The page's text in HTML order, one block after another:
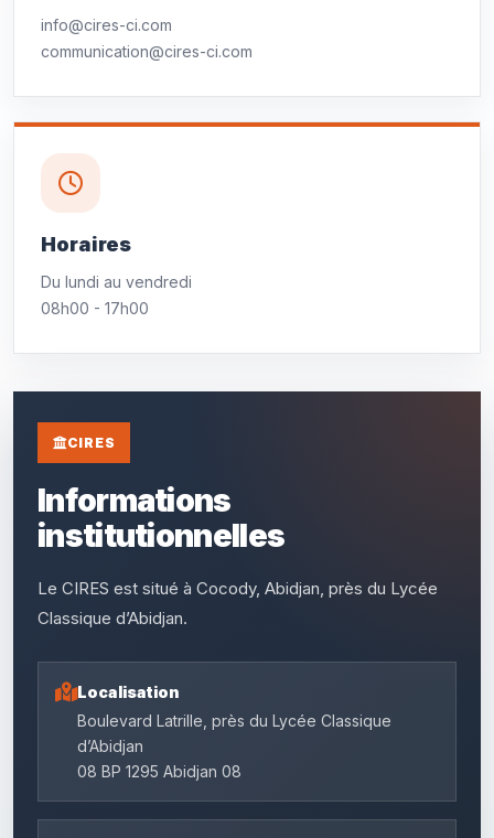
info@cires-ci.com
communication@cires-ci.com
Horaires
Du lundi au vendredi
08h00 - 17h00
CIRES
Informations
institutionnelles
Le CIRES est situé à Cocody, Abidjan, près du Lycée
Classique d’Abidjan.
Localisation
Boulevard Latrille, près du Lycée Classique
d’Abidjan
08 BP 1295 Abidjan 08